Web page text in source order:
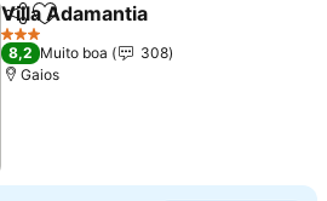
PartilharAdicionar aos favoritos
Villa Adamantia
3 Estrelas
8,2 Muito boa
308
Gaios